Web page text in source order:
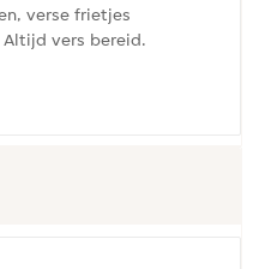
verse frietjes
Altijd vers bereid.